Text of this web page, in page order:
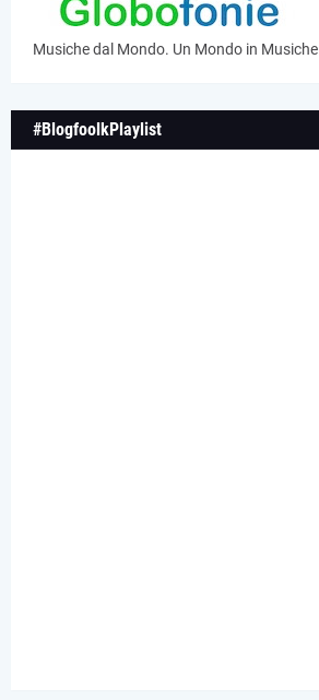
Musiche dal Mondo. Un Mondo in Musiche
#BlogfoolkPlaylist